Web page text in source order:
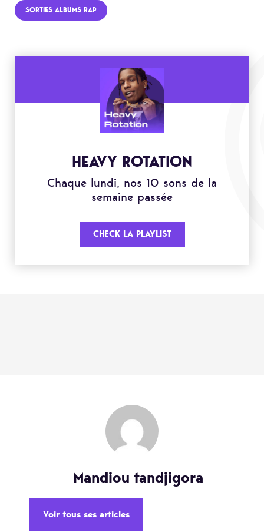
SORTIES ALBUMS RAP
HEAVY ROTATION
Chaque lundi, nos 10 sons de la
semaine passée
CHECK LA PLAYLIST
Mandiou tandjigora
Voir tous ses articles